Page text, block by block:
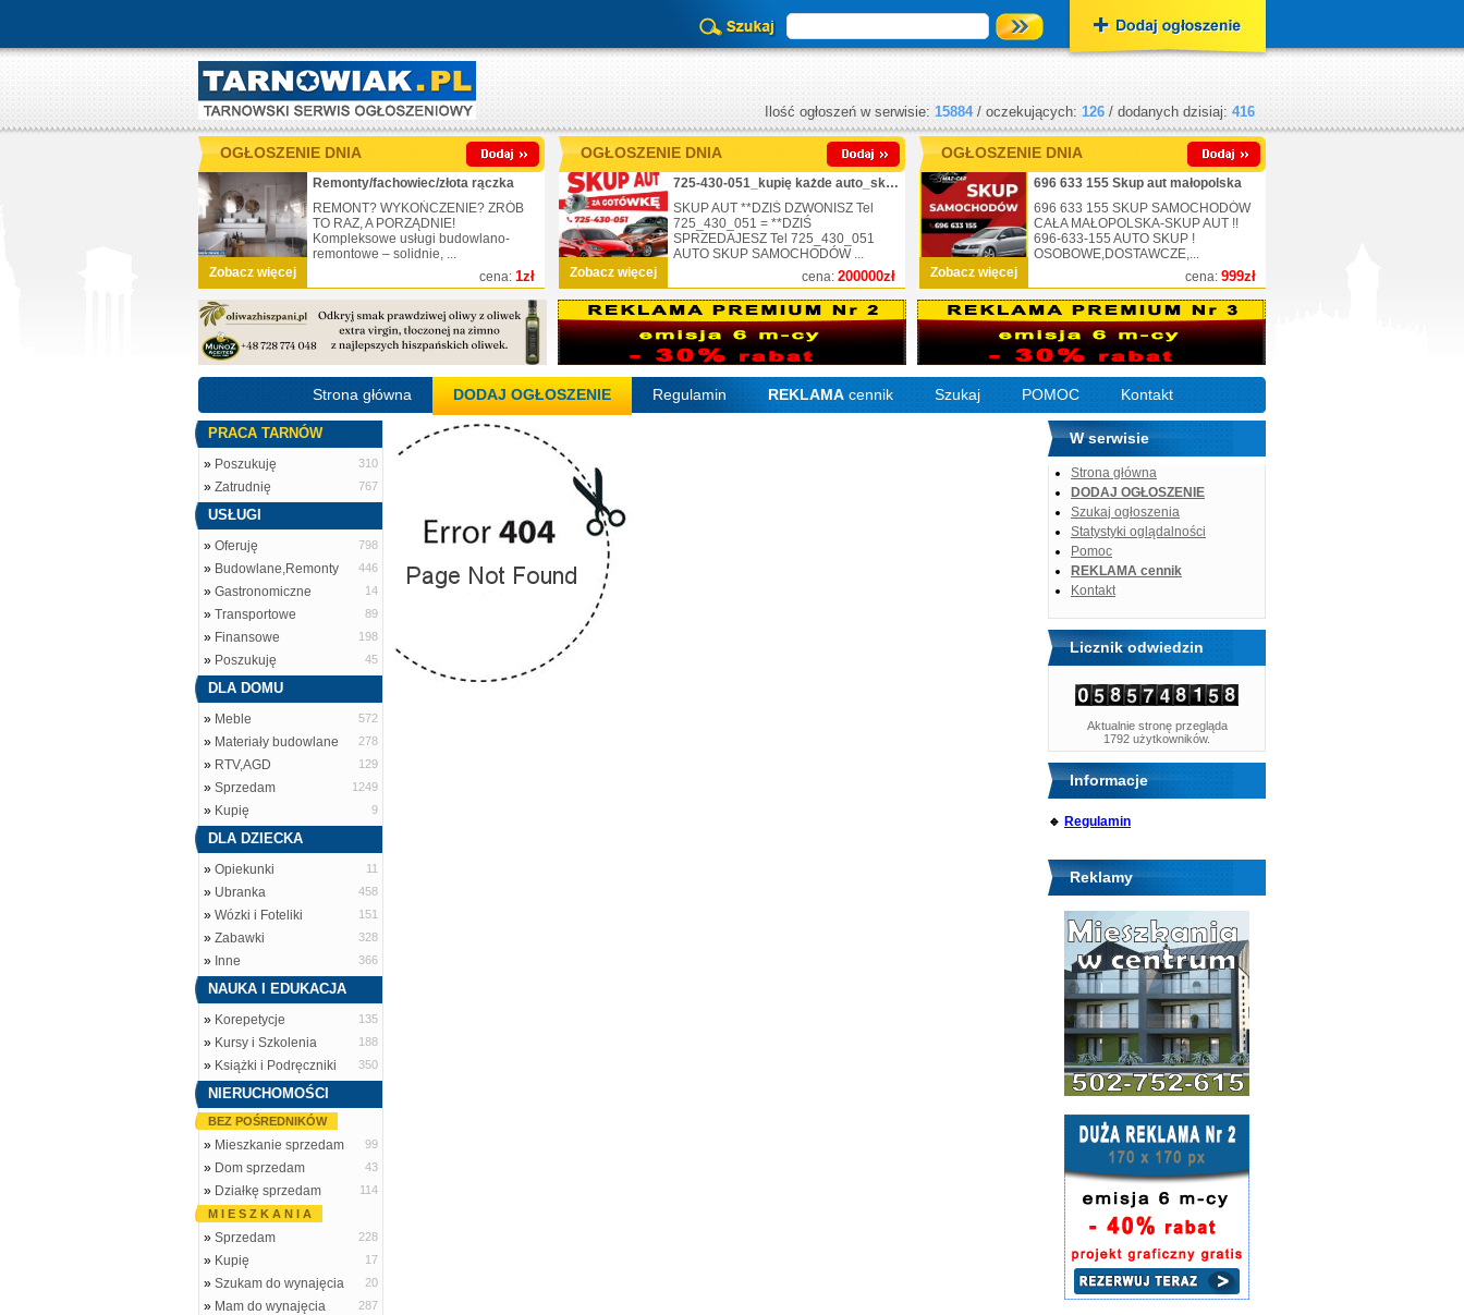
Ilość ogłoszeń w serwisie: 15884/ oczekujących: 126 / dodanych dzisiaj: 416
OGŁOSZENIE DNIA
Zobacz więcej cena: 1zł
Remonty/fachowiec/złota rączka
REMONT? WYKOŃCZENIE? ZRÓB
TO RAZ, A PORZĄDNIE!
Kompleksowe usługi budowlano-
remontowe – solidnie, ...
OGŁOSZENIE DNIA
Zobacz więcej cena: 200000zł
725-430-051_kupię każde auto_skup_nr.1
SKUP AUT **DZIŚ DZWONISZ Tel
725_430_051 = **DZIŚ
SPRZEDAJESZ Tel 725_430_051
AUTO SKUP SAMOCHODÓW ...
OGŁOSZENIE DNIA
Zobacz więcej cena: 999zł
696 633 155 Skup aut małopolska
696 633 155 SKUP SAMOCHODÓW
CAŁA MAŁOPOLSKA-SKUP AUT !!
696-633-155 AUTO SKUP !
OSOBOWE,DOSTAWCZE,...
Strona główna DODAJ OGŁOSZENIE Regulamin REKLAMA cennik Szukaj POMOC Kontakt
PRACA TARNÓW
» Poszukuję 310
» Zatrudnię 767
USŁUGI
» Oferuję 798
» Budowlane,Remonty 446
» Gastronomiczne 14
» Transportowe 89
» Finansowe 198
» Poszukuję 45
DLA DOMU
» Meble 572
» Materiały budowlane 278
» RTV,AGD 129
» Sprzedam 1249
» Kupię 9
DLA DZIECKA
» Opiekunki 11
» Ubranka 458
» Wózki i Foteliki 151
» Zabawki 328
» Inne 366
NAUKA I EDUKACJA
» Korepetycje 135
» Kursy i Szkolenia 188
» Książki i Podręczniki 350
NIERUCHOMOŚCI
BEZ POŚREDNIKÓW
» Mieszkanie sprzedam 99
» Dom sprzedam 43
» Działkę sprzedam
114
M I E S Z K A N I A
» Sprzedam 228
» Kupię 17
» Szukam do wynajęcia 20
» Mam do wynajęcia 287
W serwisie
Strona główna
DODAJ OGŁOSZENIE
Szukaj ogłoszenia
Statystyki oglądalności
Pomoc
REKLAMA cennik
Kontakt
Licznik odwiedzin
Aktualnie stronę przegląda
1792 użytkowników.
Informacje
🔹 Regulamin
Reklamy